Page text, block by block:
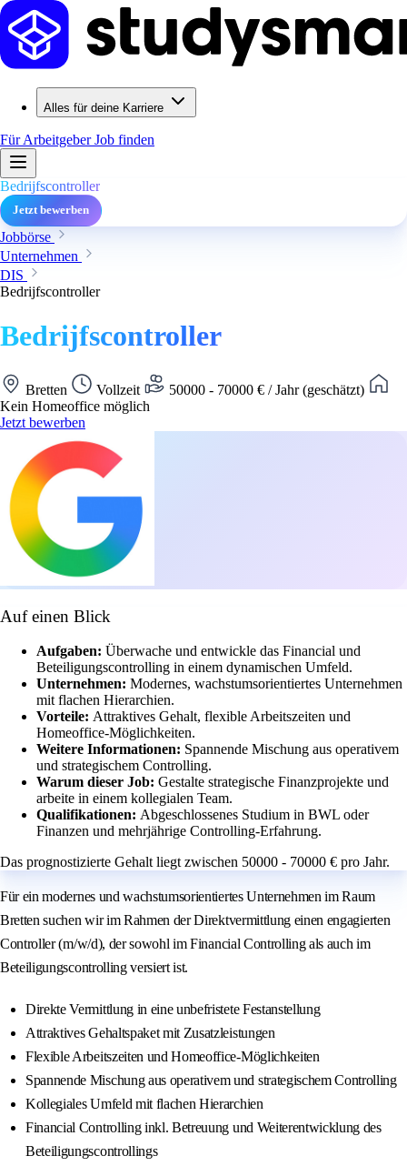
Alles für deine Karriere
Für ArbeitgeberJob finden
Bedrijfscontroller
Jetzt bewerben
Jobbörse
Unternehmen
DIS
Bedrijfscontroller
Bedrijfscontroller
Bretten Vollzeit
50000 - 70000 € / Jahr (geschätzt)
Kein Homeoffice möglich
Jetzt bewerben
Auf einen Blick
Aufgaben: Überwache und entwickle das Financial und
Beteiligungscontrolling in einem dynamischen Umfeld.
Unternehmen: Modernes, wachstumsorientiertes Unternehmen
mit flachen Hierarchien.
Vorteile: Attraktives Gehalt, flexible Arbeitszeiten und
Homeoffice-Möglichkeiten.
Weitere Informationen: Spannende Mischung aus operativem
und strategischem Controlling.
Warum dieser Job: Gestalte strategische Finanzprojekte und
arbeite in einem kollegialen Team.
Qualifikationen: Abgeschlossenes Studium in BWL oder
Finanzen und mehrjährige Controlling-Erfahrung.
Das prognostizierte Gehalt liegt zwischen 50000 - 70000 € pro Jahr.
Für ein modernes und wachstumsorientiertes Unternehmen im Raum
Bretten suchen wir im Rahmen der Direktvermittlung einen engagierten
Controller (m/w/d), der sowohl im Financial Controlling als auch im
Beteiligungscontrolling versiert ist.
Direkte Vermittlung in eine unbefristete Festanstellung
Attraktives Gehaltspaket mit Zusatzleistungen
Flexible Arbeitszeiten und Homeoffice-Möglichkeiten
Spannende Mischung aus operativem und strategischem Controlling
Kollegiales Umfeld mit flachen Hierarchien
Financial Controlling inkl. Betreuung und Weiterentwicklung des
Beteiligungscontrollings